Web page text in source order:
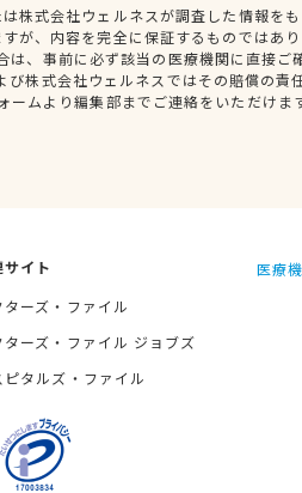
株式会社ウェルネスが調査した情報を
が、内容を完全に保証するものではあ
、事前に必ず該当の医療機関に直接ご
株式会社ウェルネスではその賠償の責
ムより編集部までご連絡をいただけま
サイト
ターズ・ファイル
ターズ・ファイル ジョブズ
ピタルズ・ファイル
医療